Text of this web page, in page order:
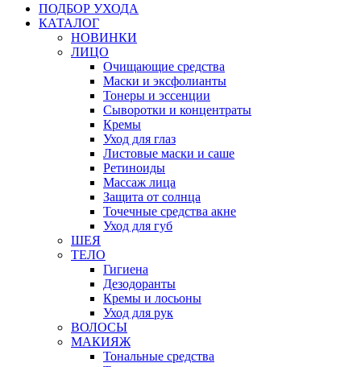
ПОДБОР УХОДА
КАТАЛОГ
НОВИНКИ
ЛИЦО
Очищающие средства
Маски и эксфолианты
Тонеры и эссенции
Сыворотки и концентраты
Кремы
Уход для глаз
Листовые маски и саше
Ретиноиды
Массаж лица
Защита от солнца
Точечные средства акне
Уход для губ
ШЕЯ
ТЕЛО
Гигиена
Дезодоранты
Кремы и лосьоны
Уход для рук
ВОЛОСЫ
МАКИЯЖ
Тональные средства